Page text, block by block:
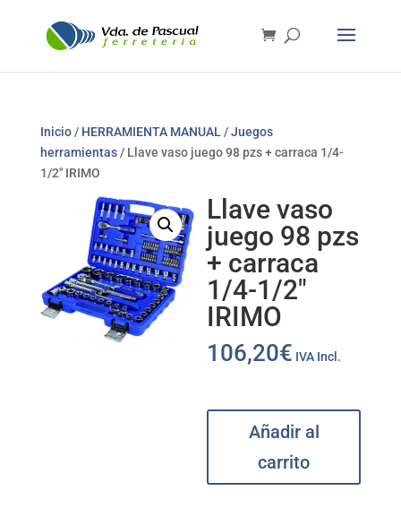
Inicio/ HERRAMIENTA MANUAL /Juegos
herramientas/ Llave vaso juego 98 pzs + carraca 1/4-
1/2″ IRIMO
Llave vaso
juego 98 pzs
+ carraca
1/4-1/2″
IRIMO
106,20€ IVA Incl.
98
Añadir al
carrito